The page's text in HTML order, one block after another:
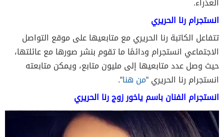
انستجرام رنا الحريري
تتفاعل الكاتبة رنا الحريري مع متابعيها على موقع التواصل
الاجتماعي انستجرام ودائمًا ما تقوم بنشر صورها مع عائلتها،
حيث وصل عدد متابعيها إلى مليون متابع، ويمكن متابعته
انستجرام رنا الحريري “من هنا“.
انستجرام الفنان باسم ياخور زوج رنا الحريري